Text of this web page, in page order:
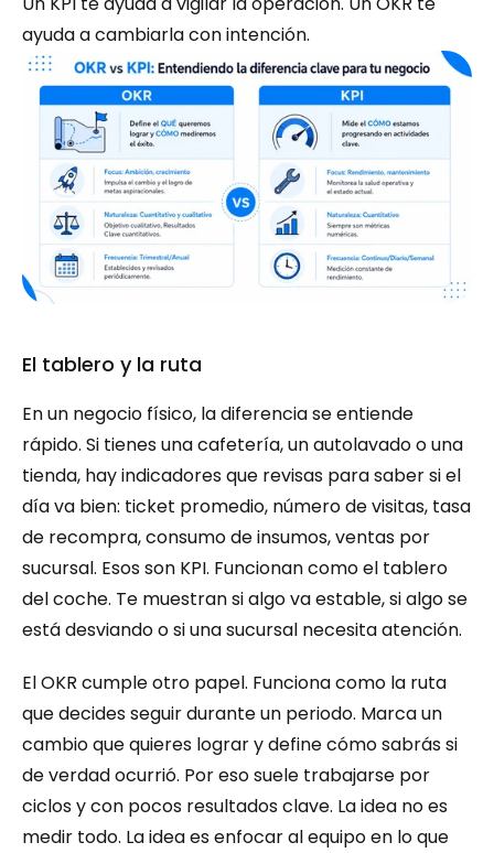
ayuda a cambiarla con intención.
El tablero y la ruta
En un negocio físico, la diferencia se entiende
rápido. Si tienes una cafetería, un autolavado o una
tienda, hay indicadores que revisas para saber si el
día va bien: ticket promedio, número de visitas, tasa
de recompra, consumo de insumos, ventas por
sucursal. Esos son KPI. Funcionan como el tablero
del coche. Te muestran si algo va estable, si algo se
está desviando o si una sucursal necesita atención.
El OKR cumple otro papel. Funciona como la ruta
que decides seguir durante un periodo. Marca un
cambio que quieres lograr y define cómo sabrás si
de verdad ocurrió. Por eso suele trabajarse por
ciclos y con pocos resultados clave. La idea no es
medir todo. La idea es enfocar al equipo en lo que